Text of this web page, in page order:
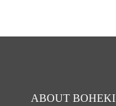
ABOUT BOHEKI